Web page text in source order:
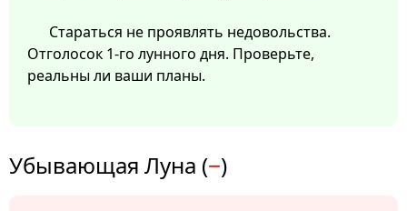
Стараться не проявлять недовольства.
Отголосок 1-го лунного дня. Проверьте,
реальны ли ваши планы.
Убывающая Луна (−)